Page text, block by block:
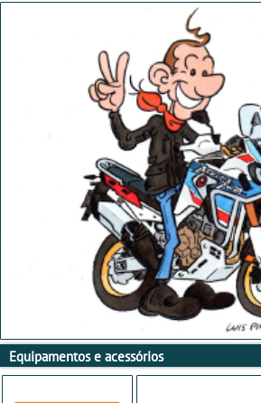
Equipamentos e acessórios